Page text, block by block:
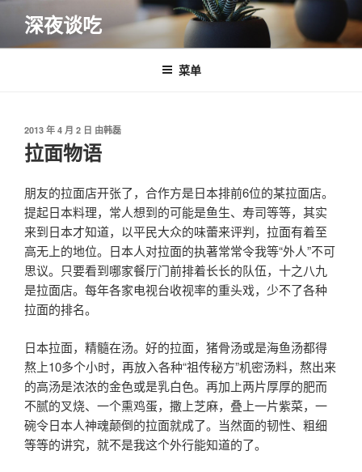
内
深夜谈吃
菜单
发
布
于
2013 年 4 月 2 日 由韩磊
拉面物语
朋友的拉面店开张了，合作方是日本排前6位的某拉面店。
提起日本料理，常人想到的可能是鱼生、寿司等等，其实
来到日本才知道，以平民大众的味蕾来评判，拉面有着至
高无上的地位。日本人对拉面的执著常常令我等“外人”不可
思议。只要看到哪家餐厅门前排着长长的队伍，十之八九
是拉面店。每年各家电视台收视率的重头戏，少不了各种
拉面的排名。
日本拉面，精髓在汤。好的拉面，猪骨汤或是海鱼汤都得
熬上10多个小时，再放入各种“祖传秘方”机密汤料，熬出来
的高汤是浓浓的金色或是乳白色。再加上两片厚厚的肥而
不腻的叉烧、一个熏鸡蛋，撒上芝麻，叠上一片紫菜，一
碗令日本人神魂颠倒的拉面就成了。当然面的韧性、粗细
等等的讲究，就不是我这个外行能知道的了。